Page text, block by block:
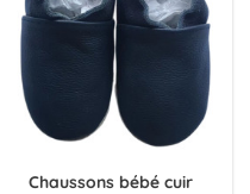
Chaussons bébé cuir